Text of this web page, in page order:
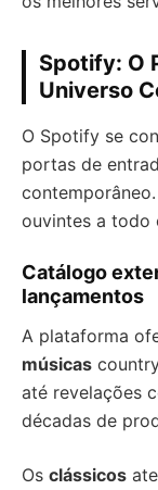
Spotify: O
Universo
O Spotify se
portas de
ouvintes a todo
Catálogo
lançamentos
A plataforma
músicas
até revelações
décadas de
Os clássicos